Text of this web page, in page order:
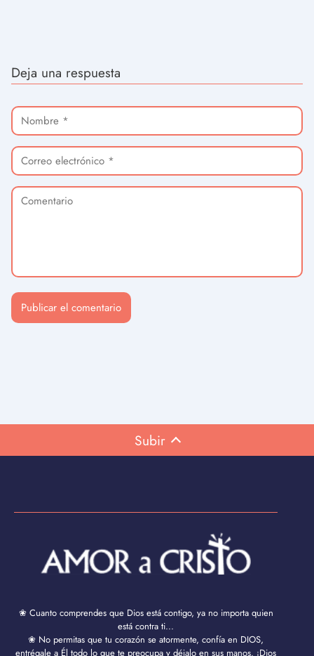
Deja una respuesta
Subir
❀ Cuanto comprendes que Dios está contigo, ya no importa quien
está contra ti...
❀ No permitas que tu corazón se atormente, confía en DIOS,
entrégale a Él todo lo que te preocupa y déjalo en sus manos. ¡Dios